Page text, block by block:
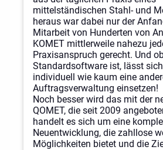
mittelständischen Stahl- und
heraus war dabei nur der
Mitarbeit von Hunderten von
KOMET mittlerweile nahezu
Praxisanspruch gerecht. Und
Standardsoftware ist, lässt
individuell wie kaum eine
Auftragsverwaltung einsetzen!
Noch besser wird das mit der
QOMET, die seit 2009
handelt es sich um eine
Neuentwicklung, die zahllose
Möglichkeiten bietet und die